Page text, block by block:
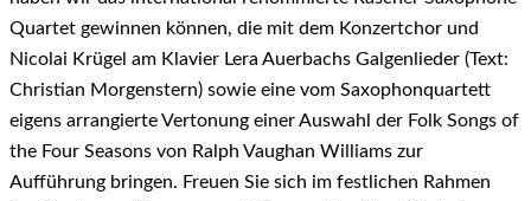
Quartet gewinnen können, die mit dem Konzertchor und
Nicolai Krügel am Klavier Lera Auerbachs Galgenlieder (Text:
Christian Morgenstern) sowie eine vom Saxophonquartett
eigens arrangierte Vertonung einer Auswahl der Folk Songs of
the Four Seasons von Ralph Vaughan Williams zur
Aufführung bringen. Freuen Sie sich im festlichen Rahmen